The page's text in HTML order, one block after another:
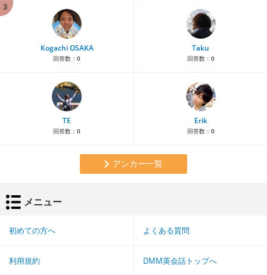
3
Kogachi OSAKA
回答数： 0
Taku
回答数： 0
TE
回答数： 0
Erik
回答数： 0
アンカー一覧
メニュー
初めての方へ よくある質問
利用規約 DMM英会話トップへ